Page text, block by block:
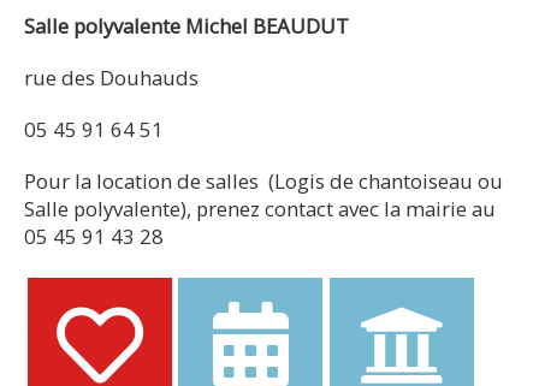
Salle polyvalente Michel BEAUDUT
rue des Douhauds
05 45 91 64 51
Pour la location de salles (Logis de chantoiseau ou
Salle polyvalente), prenez contact avec la mairie au
05 45 91 43 28